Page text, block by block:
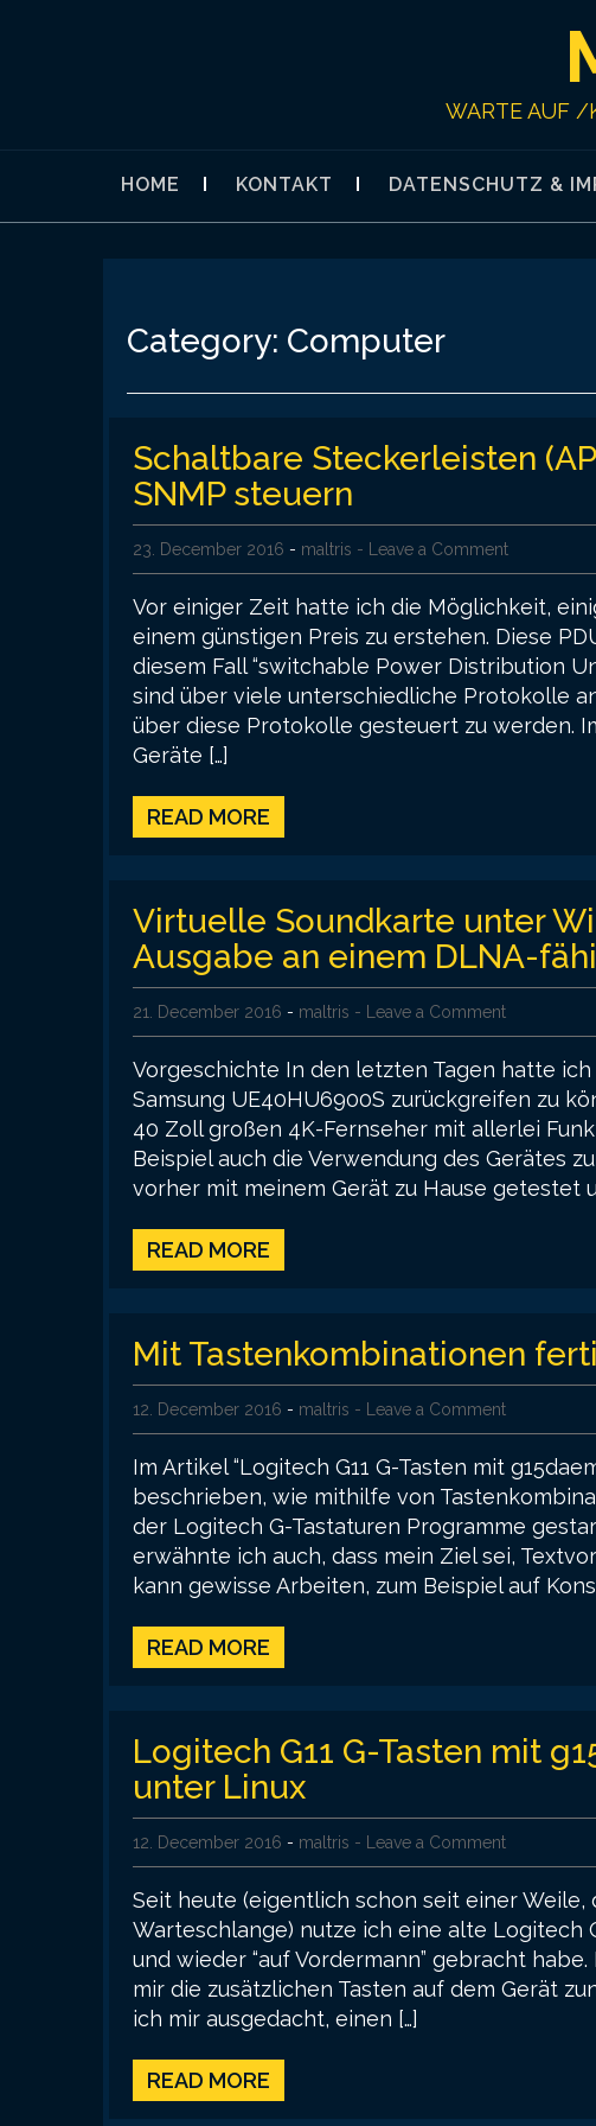
WARTE AUF /
HOME KONTAKT DATENSCHUTZ &
Category: Computer
Schaltbare Steckerleisten
SNMP steuern
23. December 2016 - maltris - Leave a Comment
Vor einiger Zeit hatte ich die Möglichkeit,
einem günstigen Preis zu erstehen. Diese
diesem Fall “switchable Power Distribution
sind über viele unterschiedliche Protokolle
über diese Protokolle gesteuert zu werden.
Geräte […]
READ MORE
Virtuelle Soundkarte unter
Ausgabe an einem DLNA-
21. December 2016 - maltris - Leave a Comment
Vorgeschichte In den letzten Tagen hatte
Samsung UE40HU6900S zurückgreifen zu
40 Zoll großen 4K-Fernseher mit allerlei
Beispiel auch die Verwendung des Gerätes
vorher mit meinem Gerät zu Hause getestet
READ MORE
Mit Tastenkombinationen
12. December 2016 - maltris - Leave a Comment
Im Artikel “Logitech G11 G-Tasten mit
beschrieben, wie mithilfe von
der Logitech G-Tastaturen Programme
erwähnte ich auch, dass mein Ziel sei,
kann gewisse Arbeiten, zum Beispiel auf
READ MORE
Logitech G11 G-Tasten mit
unter Linux
12. December 2016 - maltris - Leave a Comment
Seit heute (eigentlich schon seit einer
Warteschlange) nutze ich eine alte Logitech
und wieder “auf Vordermann” gebracht
mir die zusätzlichen Tasten auf dem Gerät
ich mir ausgedacht, einen […]
READ MORE